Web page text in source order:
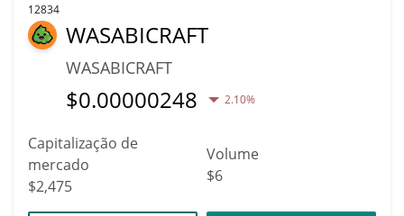
12834
WASABICRAFT
WASABICRAFT
$0.00000248 2.10%
Capitalização de
mercado
$2,475
Volume
$6